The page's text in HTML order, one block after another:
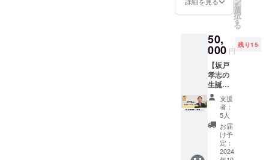
が治療
のコツ
配信 ・
専用サ
ポート
ペー
ジ
―
「痛
み」
「病
気」原
因書籍
40種閲
覧可
月8回以
上開
最大3時
間） ・
メール
相談
― ひ
な形が
用意さ
れてお
り、回
数無制
限 ・日
刊ビデ
オレ
たこと
に驚愕
間後に
緩消法
を本格
的に学
び始め
る。
2012年
4月に緩
消法認
定技術
者とな
り、新
大阪を
地元岡
山をは
訪れる
全国各
地の痛
みや不
調に悩
む患者
さんに
向き
合って
いる。
本気で
人を治
してい
理論と
実践を
だ！」
と直感
し、人
生をか
けて技
術を習
得。 現
在は、
子ども
の頃か
ら慣れ
親しん
だ横浜
こに
行って
も、何
をして
も治ら
ず、途
方に暮
れてい
た頃、
緩消法
に出会
う。 緩
消法を
る治療
費に生
きてい
る意味
を見
失って
しま
う。 縁
があり
坂戸先
生に出
会い、
「大丈
整形外
科医で
医師
が、腰
痛でク
リニッ
クの経
営も危
うい状
態とな
り、緩
消法に
出会
い、自
分で治
を
選
択
す
る
50,
000 円
残り15
【坂戸
孝志の
生誕か
ら現在
までの
人生記
録講演3
時間
（オン
ライ
支援
者：
5人
お届
け予
定：
2024